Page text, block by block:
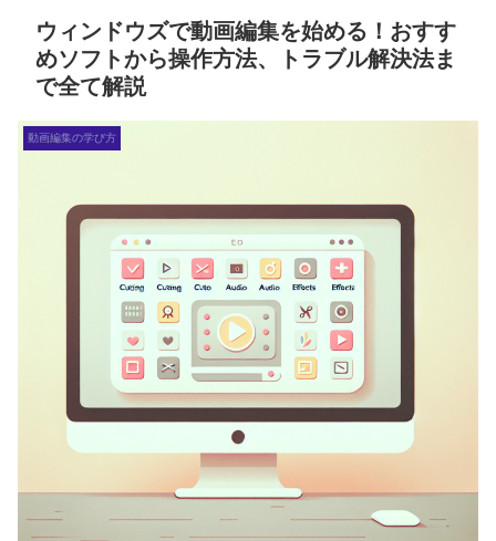
ウィンドウズで動画編集を始める！おすす
めソフトから操作方法、トラブル解決法ま
で全て解説
動画編集の学び方